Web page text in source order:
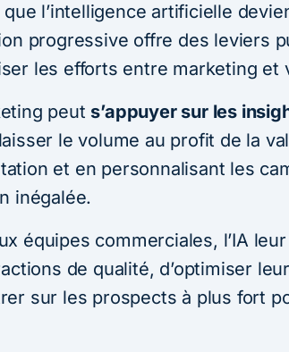
que l’intelligence artificielle
progressive offre des leviers
les efforts entre marketing et
peut s’appuyer sur les
le volume au profit de la
et en personnalisant les
inégalée.
équipes commerciales, l’IA
de qualité, d’optimiser
sur les prospects à plus fort